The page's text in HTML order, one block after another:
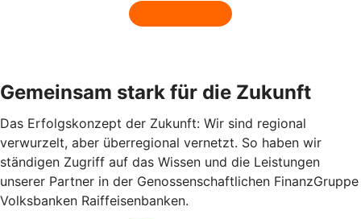
Gemeinsam stark für die Zukunft
Das Erfolgskonzept der Zukunft: Wir sind regional
verwurzelt, aber überregional vernetzt. So haben wir
ständigen Zugriff auf das Wissen und die Leistungen
unserer Partner in der Genossenschaftlichen FinanzGruppe
Volksbanken Raiffeisenbanken.